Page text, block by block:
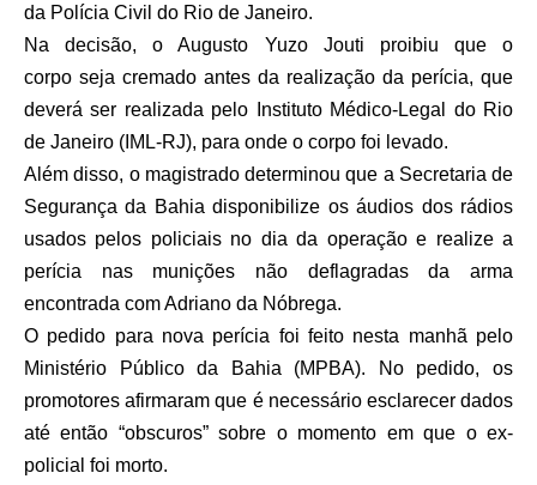
da Polícia Civil do Rio de Janeiro.
Na decisão, o Augusto Yuzo Jouti proibiu que o
corpo seja cremado antes da realização da perícia, que
deverá ser realizada pelo Instituto Médico-Legal do Rio
de Janeiro (IML-RJ), para onde o corpo foi levado.
Além disso, o magistrado determinou que a Secretaria de
Segurança da Bahia disponibilize os áudios dos rádios
usados pelos policiais no dia da operação e realize a
perícia nas munições não deflagradas da arma
encontrada com Adriano da Nóbrega.
O pedido para nova perícia foi feito nesta manhã pelo
Ministério Público da Bahia (MPBA). No pedido, os
promotores afirmaram que é necessário esclarecer dados
até então “obscuros” sobre o momento em que o ex-
policial foi morto.